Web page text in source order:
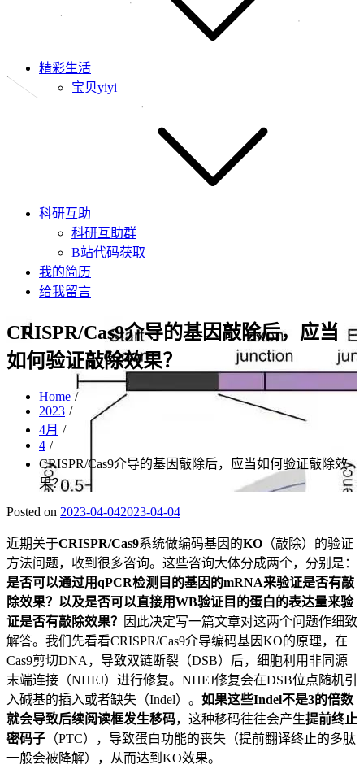
精彩生活
宝贝yiyi
科研互助
科研互助群
B站代码获取
我的简历
给我留言
CRISPR/Cas9介导的基因敲除后，应当
如何验证敲除效果？
Home
2023
4月
4
CRISPR/Cas9介导的基因敲除后，应当如何验证敲除效
果？
Posted on 2023-04-042023-04-04
近期关于CRISPR/Cas9系统做编码基因的KO （敲除）的验证
方法问题，收到很多咨询。这些咨询大体分成两个，分别是：
是否可以通过用qPCR检测目的基因的mRNA来验证是否有敲
除效果？以及是否可以直接用WB验证目的蛋白的表达量来验
证是否有敲除效果？
因此决定写一篇文章对这两个问题作细致
解答。我们先看看CRISPR/Cas9介导编码基因KO的原理，在
Cas9剪切DNA，导致双链断裂（DSB）后，细胞利用非同源
末端连接（NHEJ）进行修复。NHEJ修复会在DSB位点随机引
入碱基的插入或者缺失（Indel）。 如果这些Indel不是3的倍数
就会导致后续阅读框发生移码，这种移码往往会产生提前终止
密码子 （PTC），导致蛋白功能的丧失（提前翻译终止的多肽
一般会被降解），从而达到KO效果。